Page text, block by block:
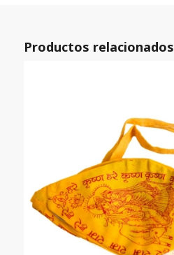
Productos relacionados